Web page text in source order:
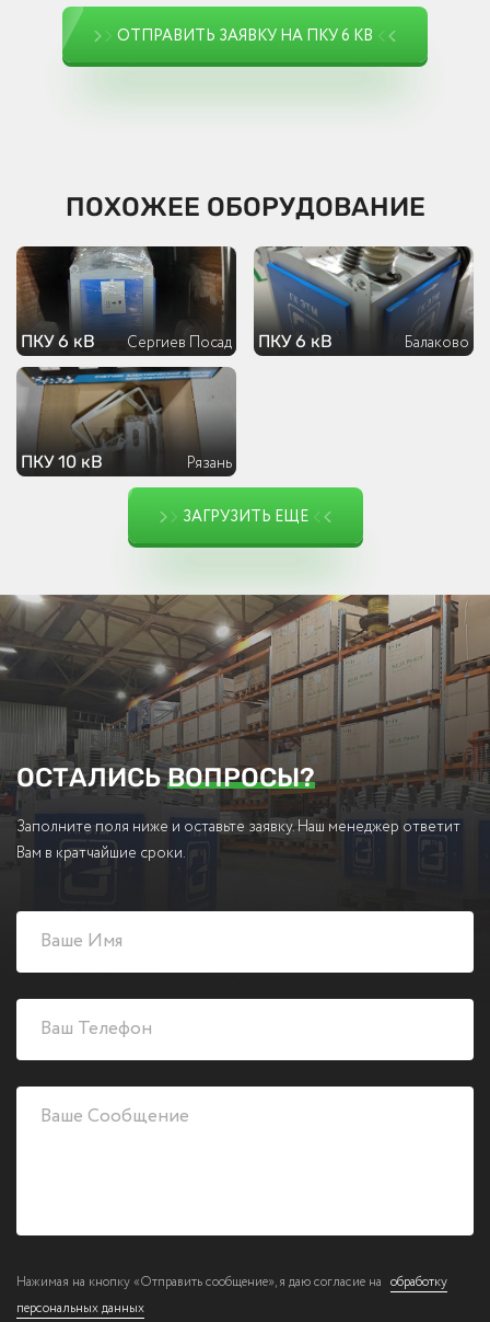
ОТПРАВИТЬ ЗАЯВКУ НА ПКУ 6 КВ
ПОХОЖЕЕ ОБОРУДОВАНИЕ
ПКУ 6 кВ Сергиев Посад ПКУ 6 кВ Балаково
ПКУ 10 кВ Рязань
ЗАГРУЗИТЬ ЕЩЕ
ОСТАЛИСЬВОПРОСЫ?
Заполните поля ниже и оставьте заявку. Наш менеджер ответит
Вам в кратчайшие сроки.
Нажимая на кнопку «Отправить сообщение», я даю согласие на обработку
персональных данных